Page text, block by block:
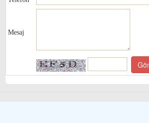
Mesaj